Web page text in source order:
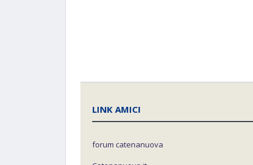
LINK AMICI
forum catenanuova